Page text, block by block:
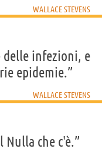
WALLACE STEVENS
delle infezioni, e
epidemie.”
WALLACE STEVENS
Nulla che c'è.”